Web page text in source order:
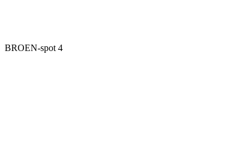
BROEN-spot 4